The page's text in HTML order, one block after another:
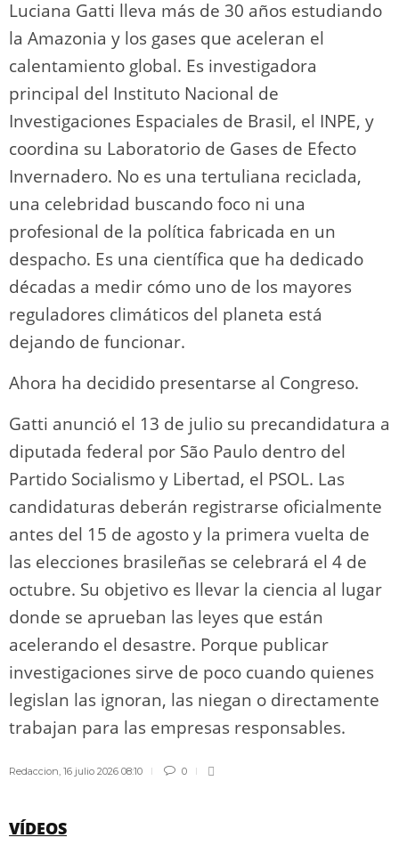
Luciana Gatti lleva más de 30 años estudiando
la Amazonia y los gases que aceleran el
calentamiento global. Es investigadora
principal del Instituto Nacional de
Investigaciones Espaciales de Brasil, el INPE, y
coordina su Laboratorio de Gases de Efecto
Invernadero. No es una tertuliana reciclada,
una celebridad buscando foco ni una
profesional de la política fabricada en un
despacho. Es una científica que ha dedicado
décadas a medir cómo uno de los mayores
reguladores climáticos del planeta está
dejando de funcionar.
Ahora ha decidido presentarse al Congreso.
Gatti anunció el 13 de julio su precandidatura a
diputada federal por São Paulo dentro del
Partido Socialismo y Libertad, el PSOL. Las
candidaturas deberán registrarse oficialmente
antes del 15 de agosto y la primera vuelta de
las elecciones brasileñas se celebrará el 4 de
octubre. Su objetivo es llevar la ciencia al lugar
donde se aprueban las leyes que están
acelerando el desastre. Porque publicar
investigaciones sirve de poco cuando quienes
legislan las ignoran, las niegan o directamente
trabajan para las empresas responsables.
Redaccion, 16 julio 2026 08:10 0
VÍDEOS